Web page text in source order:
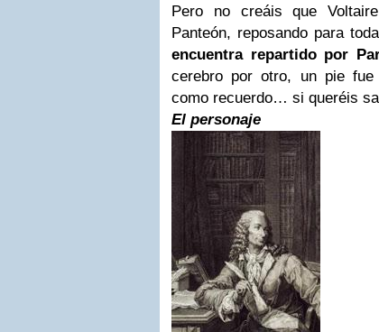
Pero no creáis que
Panteón, reposando para
encuentra repartido por
cerebro por otro, un pie fue
como recuerdo… si queréis
El personaje